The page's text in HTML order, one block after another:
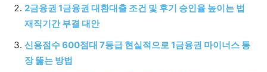
2금융권 1금융권 대환대출 조건 및 후기 승인율 높이는 법
재직기간 부결 대안
신용점수 600점대 7등급 현실적으로 1금융권 마이너스 통
장 뚫는 방법